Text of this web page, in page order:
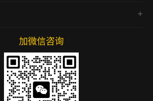
加微信咨询